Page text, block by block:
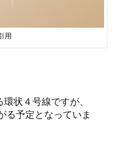
用
状４号線ですが、
る予定となっていま